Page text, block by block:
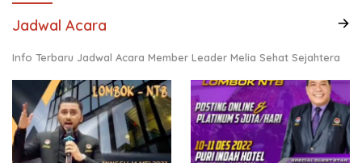
Jadwal Acara
Info Terbaru Jadwal Acara Member Leader Melia Sehat Sejahtera